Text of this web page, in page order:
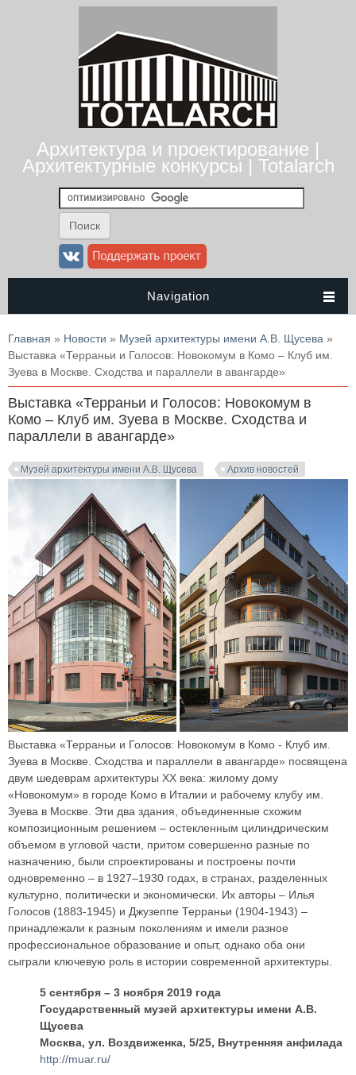
Архитектура и проектирование |
Архитектурные конкурсы | Totalarch
Navigation
Вы здесь
Главная » Новости » Музей архитектуры имени А.В. Щусева »
Выставка «Терраньи и Голосов: Новокомум в Комо – Клуб им.
Зуева в Москве. Сходства и параллели в авангарде»
Выставка «Терраньи и Голосов: Новокомум в
Комо – Клуб им. Зуева в Москве. Сходства и
параллели в авангарде»
Музей архитектуры имени А.В. Щусева Архив новостей
Выставка «Терраньи и Голосов: Новокомум в Комо - Клуб им.
Зуева в Москве. Сходства и параллели в авангарде» посвящена
двум шедеврам архитектуры ХХ века: жилому дому
«Новокомум» в городе Комо в Италии и рабочему клубу им.
Зуева в Москве. Эти два здания, объединенные схожим
композиционным решением – остекленным цилиндрическим
объемом в угловой части, притом совершенно разные по
назначению, были спроектированы и построены почти
одновременно – в 1927–1930 годах, в странах, разделенных
культурно, политически и экономически. Их авторы – Илья
Голосов (1883-1945) и Джузеппе Терраньи (1904-1943) –
принадлежали к разным поколениям и имели разное
профессиональное образование и опыт, однако оба они
сыграли ключевую роль в истории современной архитектуры.
5 сентября – 3 ноября 2019 года
Государственный музей архитектуры имени А.В.
Щусева
Москва, ул. Воздвиженка, 5/25, Внутренняя анфилада
http://muar.ru/